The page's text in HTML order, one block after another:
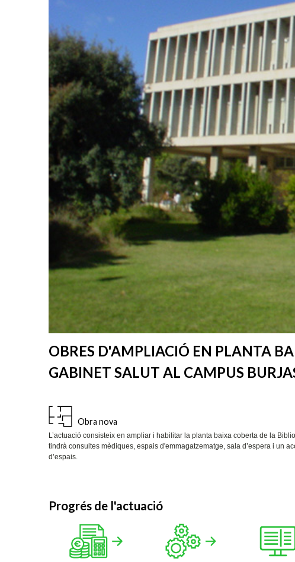
OBRES D'AMPLIACIÓ EN PLANTA
GABINET SALUT AL CAMPUS
Obra nova
L’actuació consisteix en ampliar i habilitar la planta baixa coberta de la
tindrà consultes mèdiques, espais d'emmagatzematge, sala d’espera i un
d’espais.
Progrés de l'actuació